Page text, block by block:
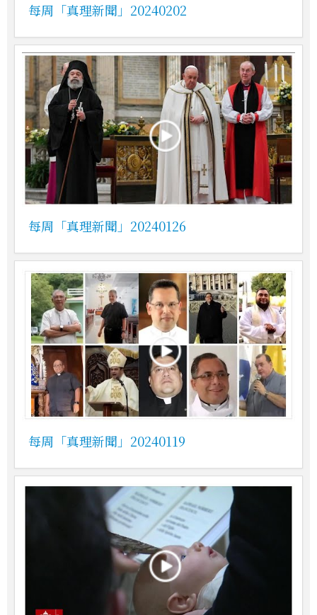
每周「真理新聞」20240202
每周「真理新聞」20240126
每周「真理新聞」20240119